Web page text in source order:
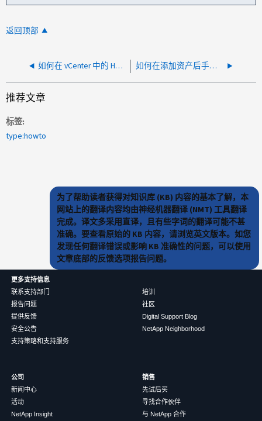
返回顶部
如何在 vCenter 中的 HCI ESXi 节点上查找 hardware_tag 如何在添加资产后手动刷新HCC清单
推荐文章
标签
type:howto
为了帮助读者获得对知识库 (KB) 内容的基本了解，本
网站上的翻译内容均由神经机器翻译 (NMT) 工具翻译
完成。译文多采用直译，且有些字词的翻译可能不甚
准确。要查看原始的 KB 内容，请浏览英文版本。如您
发现任何翻译错误或影响 KB 准确性的问题，可以使用
文章底部的反馈选项报告问题。
更多支持信息
联系支持部门
报告问题
提供反馈
安全公告
支持策略和支持服务
培训
社区
Digital Support Blog
NetApp Neighborhood
公司
新闻中心
活动
NetApp Insight
销售
先试后买
寻找合作伙伴
与 NetApp 合作